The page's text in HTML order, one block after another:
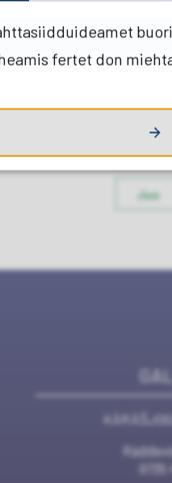
Juo
fertet don